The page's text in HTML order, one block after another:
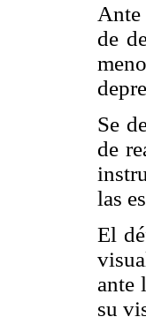
Ante
de
Se
de
las
El
ante
su